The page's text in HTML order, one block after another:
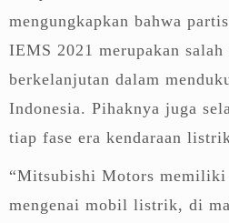
mengungkapkan bahwa
IEMS 2021 merupakan
berkelanjutan dalam
Indonesia. Pihaknya juga
tiap fase era kendaraan
“Mitsubishi Motors memiliki
mengenai mobil listrik, di